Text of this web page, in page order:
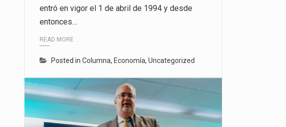
entró en vigor el 1 de abril de 1994 y desde
entonces…
READ MORE
Posted in Columna, Economía, Uncategorized